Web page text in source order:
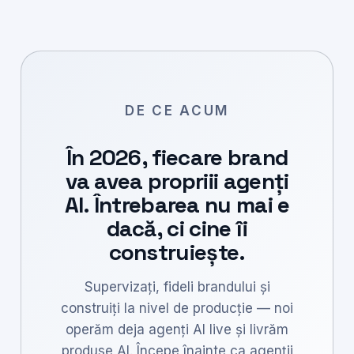
DE CE ACUM
În 2026, fiecare brand
va avea propriii agenți
AI. Întrebarea nu mai e
dacă, ci cine îi
construiește.
Supervizați, fideli brandului și
construiți la nivel de producție — noi
operăm deja agenți AI live și livrăm
produse AI. Începe înainte ca agenții